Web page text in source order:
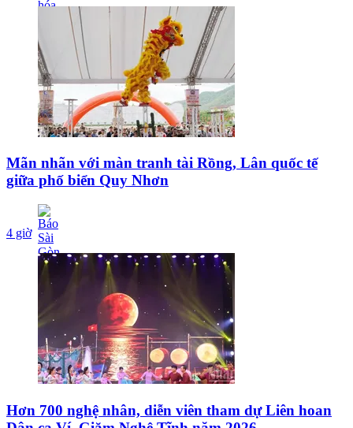
Mãn nhãn với màn tranh tài Rồng, Lân quốc tế
giữa phố biển Quy Nhơn
4 giờ
Hơn 700 nghệ nhân, diễn viên tham dự Liên hoan